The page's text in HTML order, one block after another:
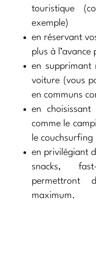
touristique
exemple)
en réservant
plus à l’avance
en supprimant
voiture (vous
en communs
en choisissant
comme le
le couchsurfing
en privilégiant
snacks,
permettront
maximum.